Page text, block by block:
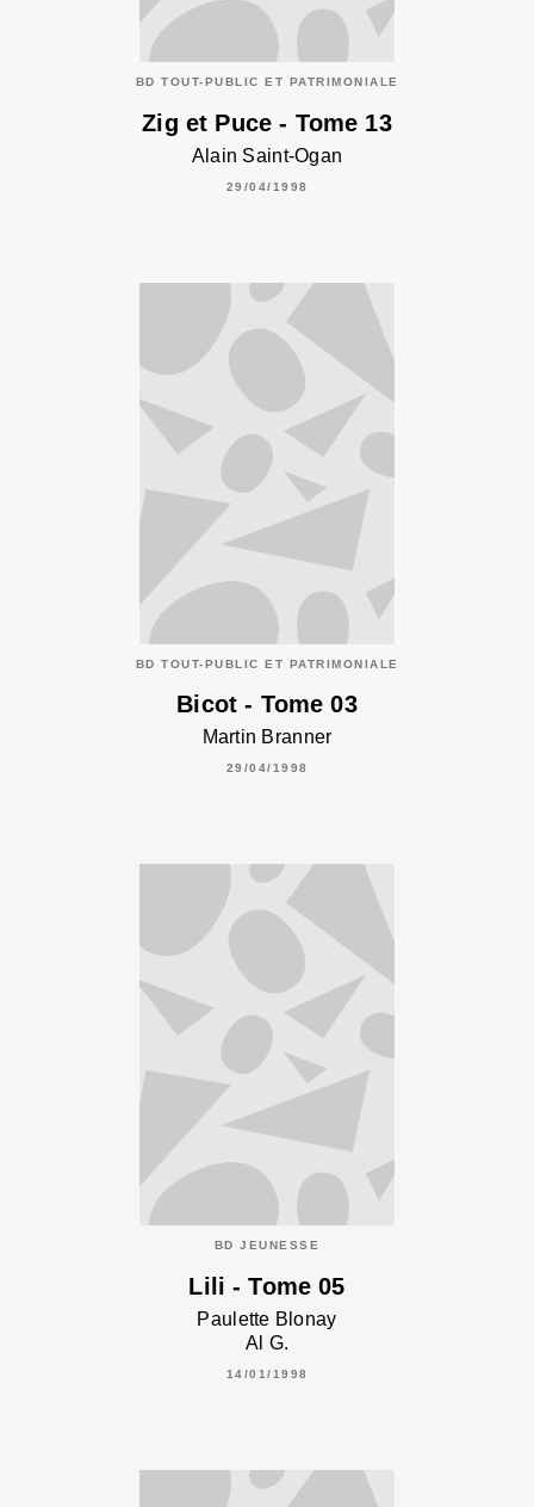
BD TOUT-PUBLIC ET PATRIMONIALE
Zig et Puce - Tome 13
Alain Saint-Ogan
29/04/1998
BD TOUT-PUBLIC ET PATRIMONIALE
Bicot - Tome 03
Martin Branner
29/04/1998
BD JEUNESSE
Lili - Tome 05
Paulette Blonay
Al G.
14/01/1998